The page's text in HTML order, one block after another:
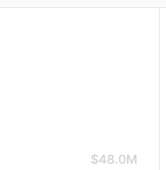
$48.0M